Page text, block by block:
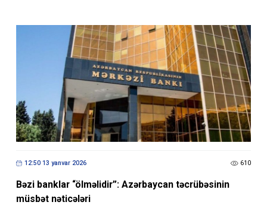
12:50 13 yanvar 2026 610
Bəzi banklar “ölməlidir”: Azərbaycan təcrübəsinin
müsbət nəticələri